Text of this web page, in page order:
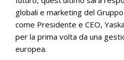
globali e marketing del
come Presidente e CEO,
per la prima volta da una
europea.